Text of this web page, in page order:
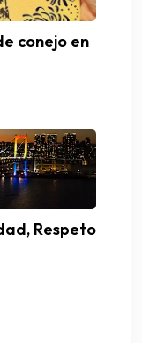
conejo en
Respeto